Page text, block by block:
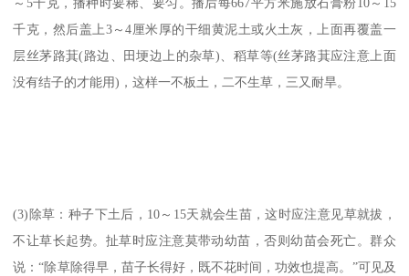
～5千克，播种时要稀、要匀。播后每667平方米施放石膏粉10～15
千克，然后盖上3～4厘米厚的干细黄泥土或火土灰，上面再覆盖一
层丝茅路萁(路边、田埂边上的杂草)、稻草等(丝茅路萁应注意上面
没有结子的才能用)，这样一不板土，二不生草，三又耐旱。
(3)除草：种子下土后，10～15天就会生苗，这时应注意见草就拔，
不让草长起势。扯草时应注意莫带动幼苗，否则幼苗会死亡。群众
说：“除草除得早，苗子长得好，既不花时间，功效也提高。”可见及